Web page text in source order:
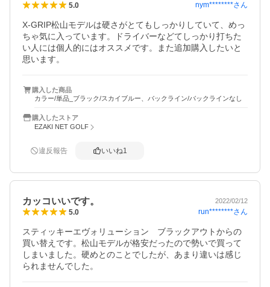
5.0 nym********さん
X-GRIP松山モデルは硬さがとてもしっかりしていて、めっ
ちゃ気に入っています。ドライバーなどてしっかり打ちた
い人には個人的にはオススメです。また追加購入したいと
思います。
購入した商品
カラー/単品_ブラック/スカイブルー、バックライン/バックラインなし
購入したストア
EZAKI NET GOLF
違反報告 いいね1
カッコいいです。 2022/02/12
5.0 run********さん
スティッキーエヴォリューション　ブラックアウトからの
買い替えです。松山モデルが格安だったので勢いで買って
しまいました。硬めとのことでしたが、あまり違いは感じ
られませんでした。